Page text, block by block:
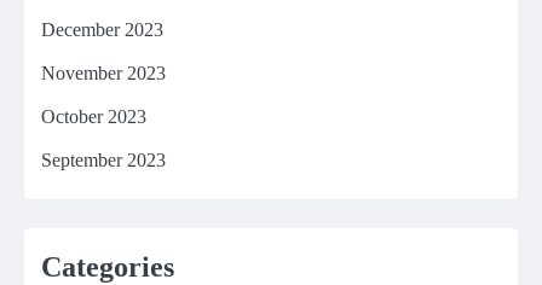
December 2023
November 2023
October 2023
September 2023
Categories